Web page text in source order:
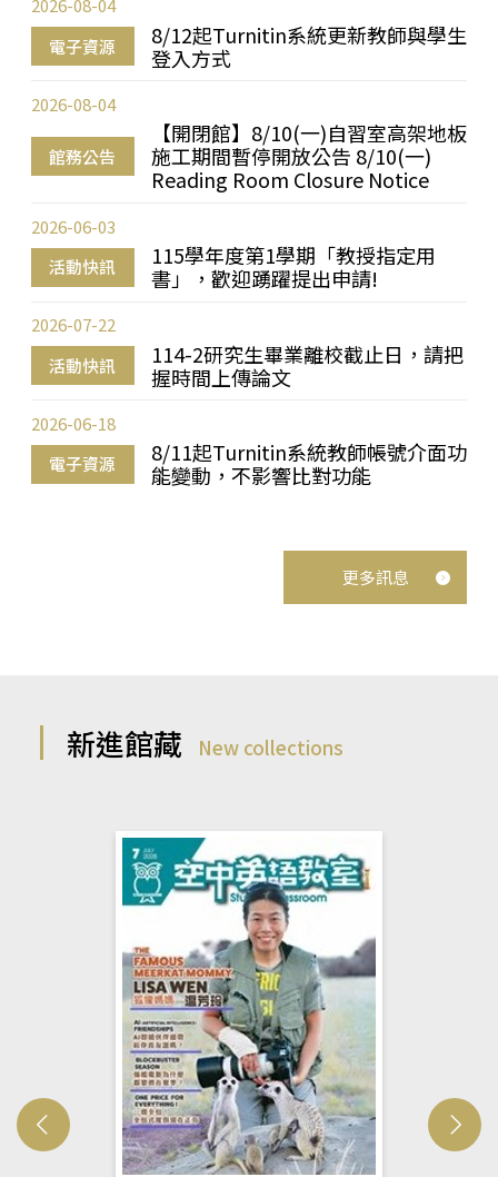
電子資源
8/12起Turnitin系統更新教師與學生
登入方式
2026-08-04
館務公告
【開閉館】8/10(一)自習室高架地板
施工期間暫停開放公告 8/10(一)
Reading Room Closure Notice
2026-08-04
活動快訊
115學年度第1學期「教授指定用
書」，歡迎踴躍提出申請!
2026-06-03
活動快訊
114-2研究生畢業離校截止日，請把
握時間上傳論文
2026-07-22
電子資源
8/11起Turnitin系統教師帳號介面功
能變動，不影響比對功能
2026-06-18
更多訊息
新進館藏 New collections